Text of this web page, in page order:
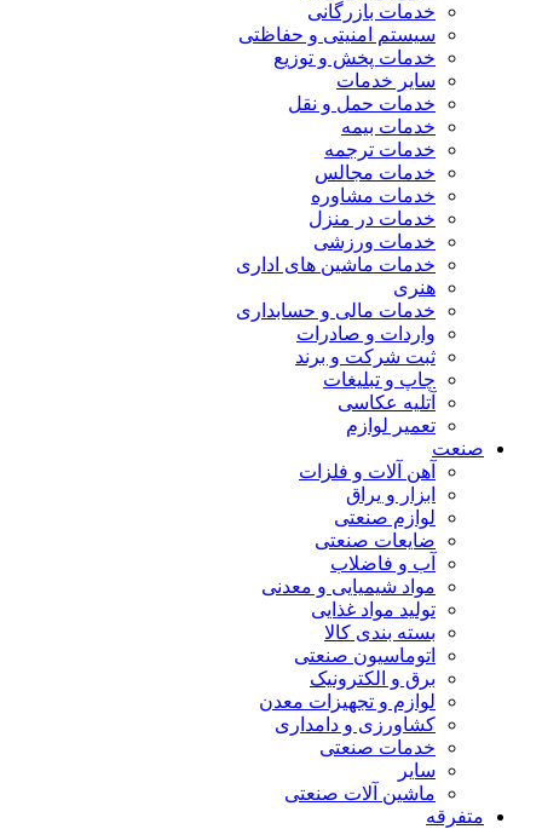
خدمات بازرگانی
سیستم امنیتی و حفاظتی
خدمات پخش و توزیع
سایر خدمات
خدمات حمل و نقل
خدمات بیمه
خدمات ترجمه
خدمات مجالس
خدمات مشاوره
خدمات در منزل
خدمات ورزشی
خدمات ماشین های اداری
هنری
خدمات مالی و حسابداری
واردات و صادرات
ثبت شرکت و برند
چاپ و تبلیغات
آتلیه عکاسی
تعمیر لوازم
صنعت
آهن آلات و فلزات
ابزار و یراق
لوازم صنعتی
ضایعات صنعتی
آب و فاضلاب
مواد شیمیایی و معدنی
تولید مواد غذایی
بسته بندی کالا
اتوماسیون صنعتی
برق و الکترونیک
لوازم و تجهیزات معدن
کشاورزی و دامداری
خدمات صنعتی
سایر
ماشین آلات صنعتی
متفرقه